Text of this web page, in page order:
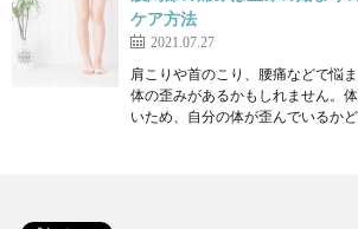
ケア方法
2021.07.27
肩こりや首のこり、腰痛などで悩
体の歪みがあるかもしれません。
いため、自分の体が歪んでいるか